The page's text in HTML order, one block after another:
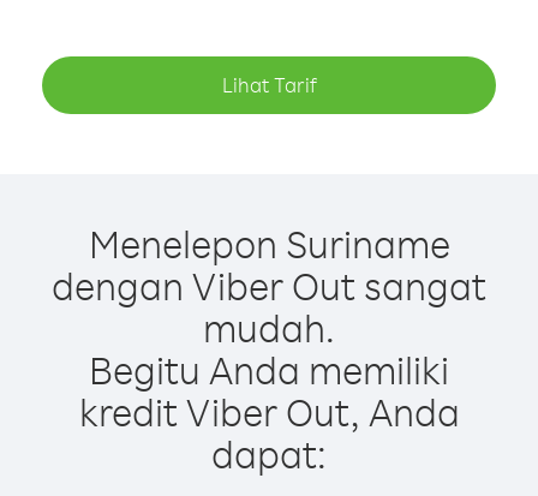
Lihat Tarif
Menelepon Suriname
dengan Viber Out sangat
mudah.
Begitu Anda memiliki
kredit Viber Out, Anda
dapat: